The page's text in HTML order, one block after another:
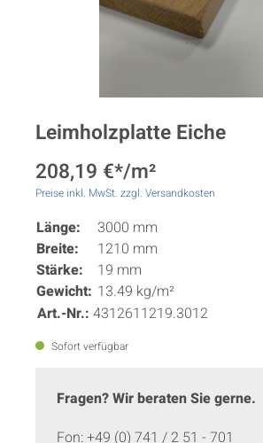
Leimholzplatte Eiche
208,19 €*/m²
Preise inkl. MwSt. zzgl. Versandkosten
Länge:
3000 mm
Breite:
1210 mm
Stärke:
19 mm
Gewicht: 13.49 kg/m²
Art.-Nr.: 4312611219.3012
Sofort verfügbar
Fragen? Wir beraten Sie gerne.
Fon: +49 (0) 741 / 2 51 - 701